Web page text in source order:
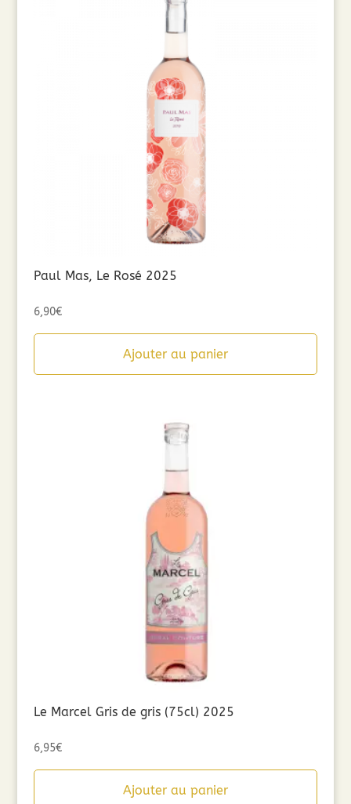
Paul Mas, Le Rosé 2025
6,90€
Ajouter au panier
Le Marcel Gris de gris (75cl) 2025
6,95€
Ajouter au panier